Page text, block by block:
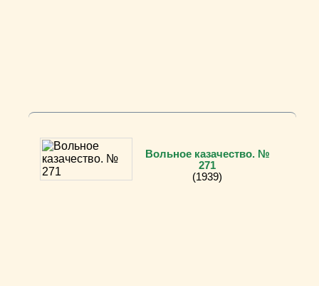
Вольное казачество. №
271
(1939)